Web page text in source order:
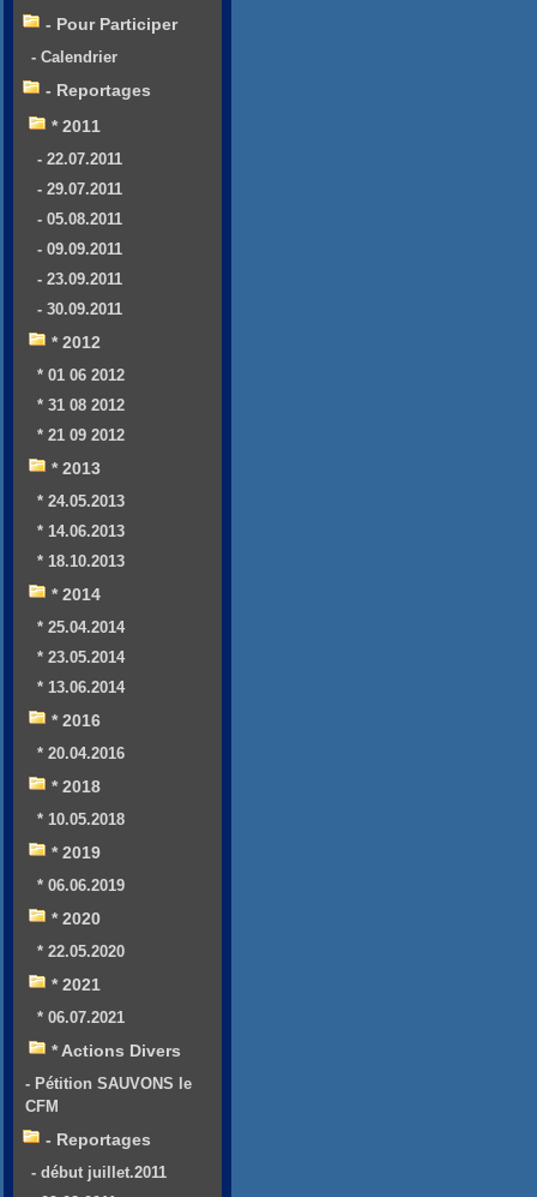
- Pour Participer
- Calendrier
- Reportages
* 2011
- 22.07.2011
- 29.07.2011
- 05.08.2011
- 09.09.2011
- 23.09.2011
- 30.09.2011
* 2012
* 01 06 2012
* 31 08 2012
* 21 09 2012
* 2013
* 24.05.2013
* 14.06.2013
* 18.10.2013
* 2014
* 25.04.2014
* 23.05.2014
* 13.06.2014
* 2016
* 20.04.2016
* 2018
* 10.05.2018
* 2019
* 06.06.2019
* 2020
* 22.05.2020
* 2021
* 06.07.2021
* Actions Divers
- Pétition SAUVONS le
CFM
- Reportages
- début juillet.2011